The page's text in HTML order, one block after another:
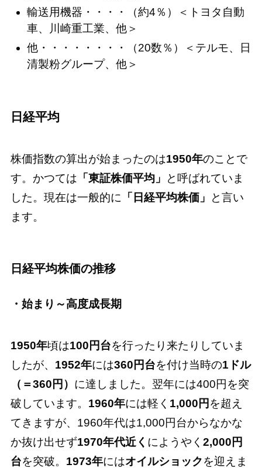
輸送用機器・・・・（約4％）＜トヨタ自動
車、川崎重工業、他＞
他・・・・・・・・（20数％）＜テルモ、日
清製粉グループ、他＞
日経平均
株価指数の算出が始まったのは1950年のことで
す。かつては 「東証株価平均」
と呼ばれていま
した。現在は一般的に 「日経平均株価」
と言い
ます。
日経平均株価の推移
・始まり～高度成長期
1950年頃は100円台を行ったり来たりしていま
したが、 1952年には360円台を付け当時の1ドル
（＝360円） に達しました。翌年には400円を突
破しています。 1960年には軽く 1,000円 を超え
てきますが、1960年代は1,000円台からなかな
か抜け出せず1970年代近く にようやく 2,000円
台を突破。 1973年にはオイルショックを迎えま